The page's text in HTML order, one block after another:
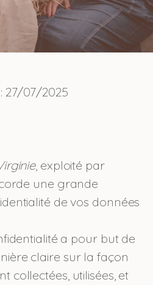
27/07/2025
, exploité par
une grande
de vos données
a pour but de
claire sur la façon
collectées, utilisées, et